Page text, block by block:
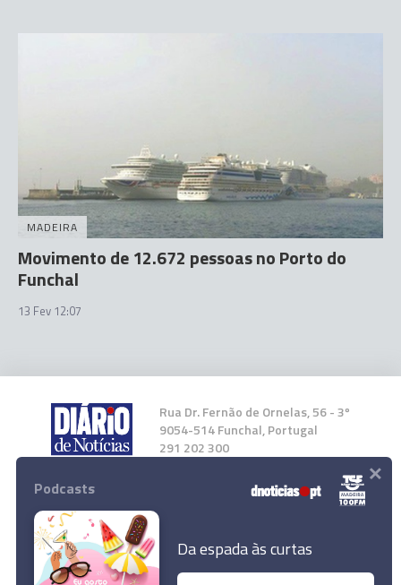
MADEIRA
Movimento de 12.672 pessoas no Porto do
Funchal
13 Fev 12:07
Rua Dr. Fernão de Ornelas, 56 - 3º
9054-514 Funchal, Portugal
291 202 300
Instale a nossa App
Podcasts
Da espada às curtas
×